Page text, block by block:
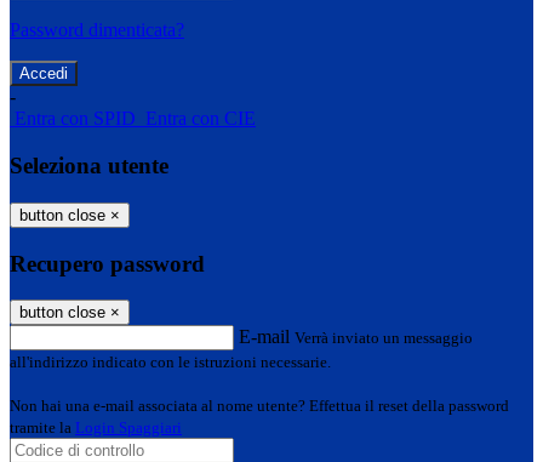
Password dimenticata?
-
Entra con SPID Entra con CIE
Seleziona utente
button close ×
Recupero password
button close ×
E-mail Verrà inviato un messaggio
all'indirizzo indicato con le istruzioni necessarie.
Non hai una e-mail associata al nome utente? Effettua il reset della password
tramite la Login Spaggiari